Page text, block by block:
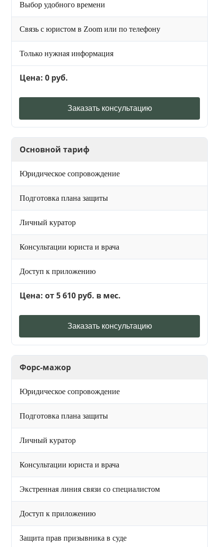
Выбор удобного времени
Связь с юристом в Zoom или по телефону
Только нужная информация
Цена: 0 руб.
Заказать консультацию
Основной тариф
Юридическое сопровождение
Подготовка плана защиты
Личный куратор
Консультации юриста и врача
Доступ к приложению
Цена: от 5 610 руб. в мес.
Заказать консультацию
Форс-мажор
Юридическое сопровождение
Подготовка плана защиты
Личный куратор
Консультации юриста и врача
Экстренная линия связи со специалистом
Доступ к приложению
Защита прав призывника в суде